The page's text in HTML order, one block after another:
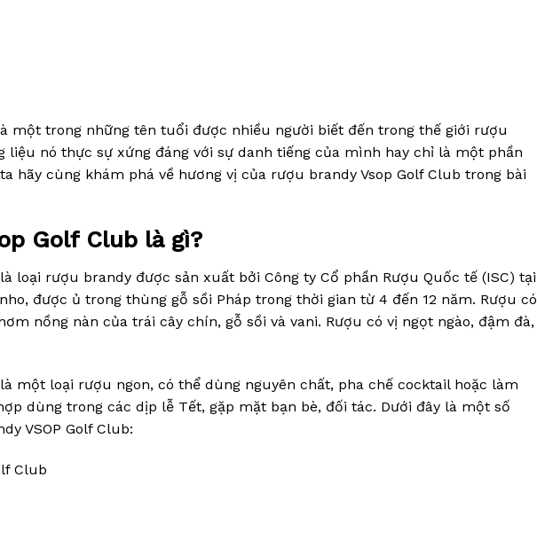
một trong những tên tuổi được nhiều người biết đến trong thế giới rượu
liệu nó thực sự xứng đáng với sự danh tiếng của mình hay chỉ là một phần
hãy cùng khám phá về hương vị của rượu brandy Vsop Golf Club trong bài
Golf Club là gì?
loại rượu brandy được sản xuất bởi Công ty Cổ phần Rượu Quốc tế (ISC) tại
được ủ trong thùng gỗ sồi Pháp trong thời gian từ 4 đến 12 năm. Rượu có
nồng nàn của trái cây chín, gỗ sồi và vani. Rượu có vị ngọt ngào, đậm đà,
là một loại rượu ngon, có thể dùng nguyên chất, pha chế cocktail hoặc làm
dùng trong các dịp lễ Tết, gặp mặt bạn bè, đối tác. Dưới đây là một số
VSOP Golf Club:
Club